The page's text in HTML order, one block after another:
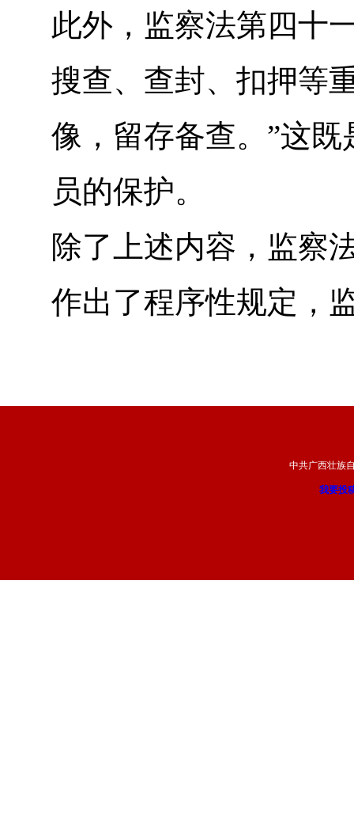
此外，监察法第四十
搜查、查封、扣押等
像，留存备查。”这
员的保护。
除了上述内容，监察
作出了程序性规定，
中共广西壮族
我要投